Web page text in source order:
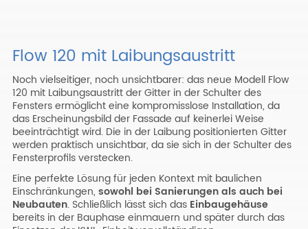
Flow 120 mit Laibungsaustritt
Noch vielseitiger, noch unsichtbarer: das neue Modell Flow
120 mit Laibungsaustritt der Gitter in der Schulter des
Fensters ermöglicht eine kompromisslose Installation, da
das Erscheinungsbild der Fassade auf keinerlei Weise
beeinträchtigt wird. Die in der Laibung positionierten Gitter
werden praktisch unsichtbar, da sie sich in der Schulter des
Fensterprofils verstecken.
Eine perfekte Lösung für jeden Kontext mit baulichen
Einschränkungen, sowohl bei Sanierungen als auch bei
Neubauten. Schließlich lässt sich das Einbaugehäuse
bereits in der Bauphase einmauern und später durch das